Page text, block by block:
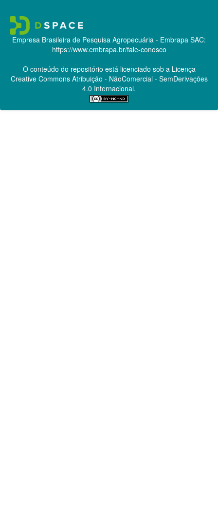
Empresa Brasileira de Pesquisa Agropecuária - Embrapa SAC:
https://www.embrapa.br/fale-conosco
O conteúdo do repositório está licenciado sob a Licença
Creative CommonsAtribuição - NãoComercial - SemDerivações
4.0 Internacional.